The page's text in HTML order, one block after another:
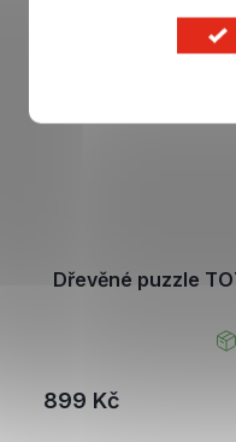
Dřevěné puzzle
899 Kč